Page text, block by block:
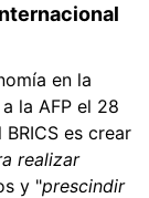
en la
la AFP el 28
es crear
realizar
y "prescindir